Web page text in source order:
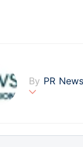
By PR